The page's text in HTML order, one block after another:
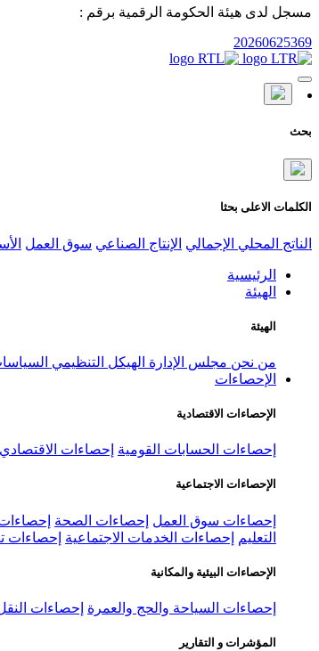
مسجل لدى هيئة الحكومة الرقمية برقم :
20260625369
بحث
الكلمات الاعلى بحثا
الناتج المحلي الإجمالي الإنتاج الصناعي سوق العمل
الرئيسية
الهيئة
الهيئة
من نحن مجلس الإدارة الهيكل التنظيمي
الإحصاءات
الإحصاءات الاقتصادية
إحصاءات الحسابات القومية إحصاءات
الإحصاءات الاجتماعية
إحصاءات سوق العمل إحصاءات الصحة
التعليم
إحصاءات الخدمات الاجتماعية إحصاءات
الإحصاءات البيئية والمكانية
إحصاءات السياحة والحج والعمرة إحصاءات
المؤشرات و التقارير